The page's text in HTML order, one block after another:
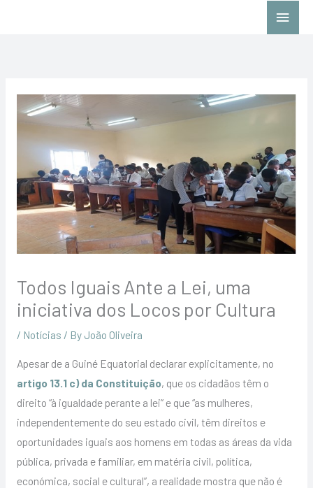
Main
Todos Iguais Ante a Lei, uma
iniciativa dos Locos por Cultura
/ Notícias / By João Oliveira
Apesar de a Guiné Equatorial declarar explicitamente, no
artigo 13.1 c) da Constituição, que os cidadãos têm o
direito “à igualdade perante a lei” e que “as mulheres,
independentemente do seu estado civil, têm direitos e
oportunidades iguais aos homens em todas as áreas da vida
pública, privada e familiar, em matéria civil, política,
económica, social e cultural”, a realidade mostra que não é